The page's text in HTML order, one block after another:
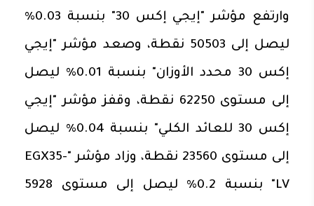
وارتفع مؤشر "إيجي إكس 30" بنسبة 0.03%
ليصل إلى 50503 نقطة، وصعد مؤشر "إيجي
إكس 30 محدد الأوزان" بنسبة 0.01% ليصل
إلى مستوى 62250 نقطة، وقفز مؤشر "إيجي
إكس 30 للعائد الكلي" بنسبة 0.04% ليصل
إلى مستوى 23560 نقطة، وزاد مؤشر "EGX35-
LV" بنسبة 0.2% ليصل إلى مستوى 5928